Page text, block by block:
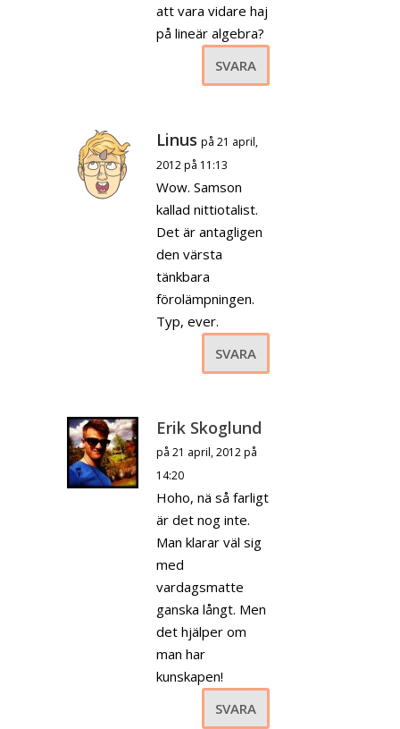
att vara vidare haj
på lineär algebra?
SVARA
Linus på 21 april,
2012 på 11:13
Wow. Samson
kallad nittiotalist.
Det är antagligen
den värsta
tänkbara
förolämpningen.
Typ, ever.
SVARA
Erik Skoglund
på 21 april, 2012 på
14:20
Hoho, nä så farligt
är det nog inte.
Man klarar väl sig
med
vardagsmatte
ganska långt. Men
det hjälper om
man har
kunskapen!
SVARA